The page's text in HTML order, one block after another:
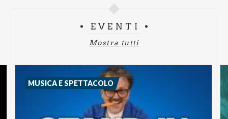
EVENTI
Mostra tutti
MUSICA E SPETTACOLO